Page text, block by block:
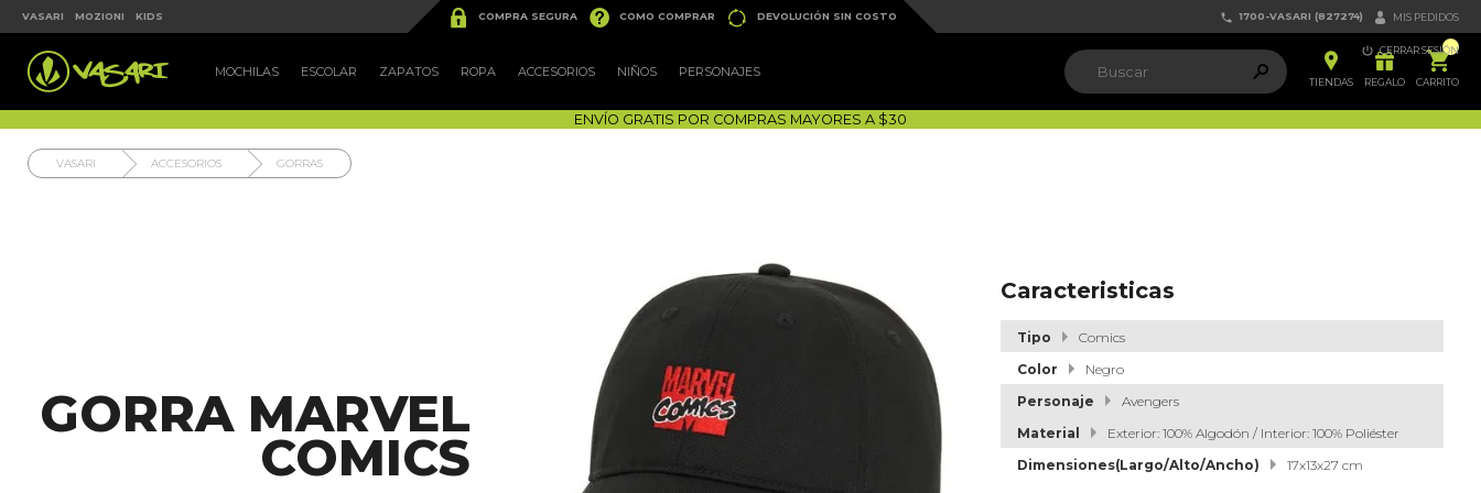
VASARI MOZIONI KIDS  COMPRA SEGURA  COMO COMPRAR  DEVOLUCIÓN SIN COSTO  1700-VASARI (827274)  MIS PEDIDOS
 CERRAR SESIÓN
 MOCHILAS ESCOLAR ZAPATOS ROPA ACCESORIOS NIÑOS PERSONAJES  
TIENDAS

REGALO
ຐ
CARRITO
ENVÍO GRATIS POR COMPRAS MAYORES A $30
VASARI ACCESORIOS GORRAS
GORRA MARVEL
COMICS
Caracteristicas
Tipo
Comics
Color
Negro
Personaje
Avengers
Material
Exterior: 100% Algodón / Interior: 100% Poliéster
Dimensiones(Largo/Alto/Ancho)
17x13x27 cm